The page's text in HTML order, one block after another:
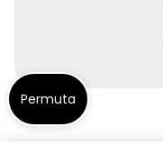
Permuta